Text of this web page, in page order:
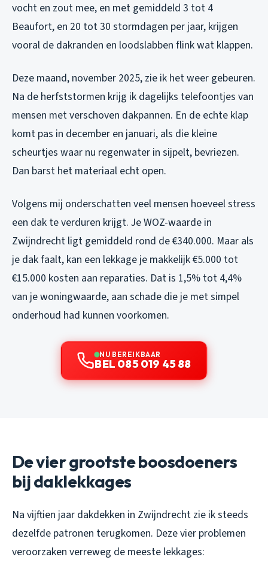
vocht en zout mee, en met gemiddeld 3 tot 4
Beaufort, en 20 tot 30 stormdagen per jaar, krijgen
vooral de dakranden en loodslabben flink wat klappen.
Deze maand, november 2025, zie ik het weer gebeuren.
Na de herfststormen krijg ik dagelijks telefoontjes van
mensen met verschoven dakpannen. En de echte klap
komt pas in december en januari, als die kleine
scheurtjes waar nu regenwater in sijpelt, bevriezen.
Dan barst het materiaal echt open.
Volgens mij onderschatten veel mensen hoeveel stress
een dak te verduren krijgt. Je WOZ-waarde in
Zwijndrecht ligt gemiddeld rond de €340.000. Maar als
je dak faalt, kan een lekkage je makkelijk €5.000 tot
€15.000 kosten aan reparaties. Dat is 1,5% tot 4,4%
van je woningwaarde, aan schade die je met simpel
onderhoud had kunnen voorkomen.
NU BEREIKBAAR
BEL 085 019 45 88
De vier grootste boosdoeners
bij daklekkages
Na vijftien jaar dakdekken in Zwijndrecht zie ik steeds
dezelfde patronen terugkomen. Deze vier problemen
veroorzaken verreweg de meeste lekkages: